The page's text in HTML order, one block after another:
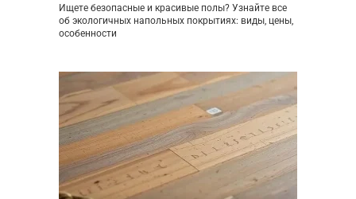
Ищете безопасные и красивые полы? Узнайте все
об экологичных напольных покрытиях: виды, цены,
особенности